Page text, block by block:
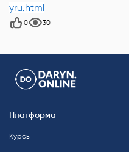
yru.html
0 30
Платформа
Курсы